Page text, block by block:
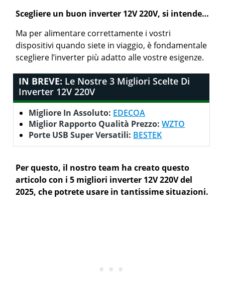
Scegliere un buon inverter 12V 220V, si intende…
Ma per alimentare correttamente i vostri
dispositivi quando siete in viaggio, è fondamentale
scegliere l’inverter più adatto alle vostre esigenze.
IN BREVE: Le Nostre 3 Migliori Scelte Di
Inverter 12V 220V
Migliore In Assoluto: EDECOA
Miglior Rapporto Qualità Prezzo:WZTO
Porte USB Super Versatili: BESTEK
Per questo, il nostro team ha creato questo
articolo con i 5 migliori inverter 12V 220V del
2025, che potrete usare in tantissime situazioni.